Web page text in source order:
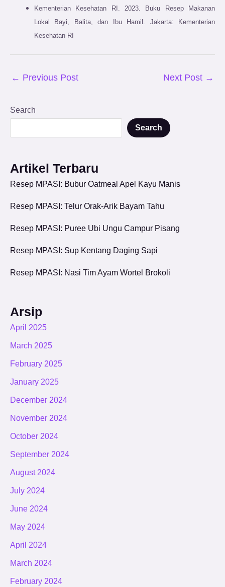
Kementerian Kesehatan RI. 2023. Buku Resep Makanan
Lokal Bayi, Balita, dan Ibu Hamil. Jakarta: Kementerian
Kesehatan RI
← Previous Post Next Post →
Search
Search
Artikel Terbaru
Resep MPASI: Bubur Oatmeal Apel Kayu Manis
Resep MPASI: Telur Orak-Arik Bayam Tahu
Resep MPASI: Puree Ubi Ungu Campur Pisang
Resep MPASI: Sup Kentang Daging Sapi
Resep MPASI: Nasi Tim Ayam Wortel Brokoli
Arsip
April 2025
March 2025
February 2025
January 2025
December 2024
November 2024
October 2024
September 2024
August 2024
July 2024
June 2024
May 2024
April 2024
March 2024
February 2024